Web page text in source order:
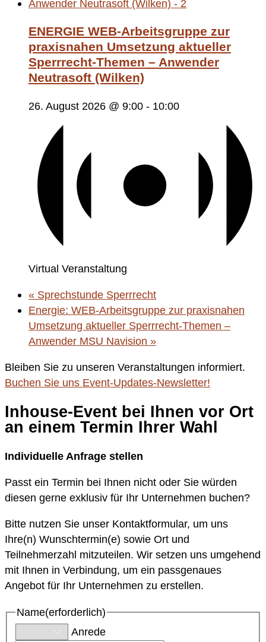
ENERGIE WEB-Arbeitsgruppe zur
praxisnahen Umsetzung aktueller
Sperrrecht-Themen – Anwender
Neutrasoft (Wilken)
26. August 2026 @ 9:00 - 10:00
Virtual Veranstaltung
« Sprechstunde Sperrrecht
Energie: WEB-Arbeitsgruppe zur praxisnahen
Umsetzung aktueller Sperrrecht-Themen –
Anwender MSU Navision »
Bleiben Sie zu unseren Veranstaltungen informiert.
Buchen Sie uns Event-Updates-Newsletter!
Inhouse-Event bei Ihnen vor Ort
an einem Termin Ihrer Wahl
Individuelle Anfrage stellen
Passt ein Termin bei Ihnen nicht oder Sie würden
diesen gerne exklusiv für Ihr Unternehmen buchen?
Bitte nutzen Sie unser Kontaktformular, um uns
Ihre(n) Wunschtermin(e) sowie Ort und
Teilnehmerzahl mitzuteilen. Wir setzen uns umgehend
mit Ihnen in Verbindung, um ein passgenaues
Angebot für Ihr Unternehmen zu erstellen.
Name(erforderlich)
Anrede